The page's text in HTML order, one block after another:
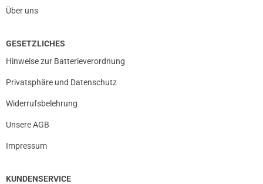
Über uns
GESETZLICHES
Hinweise zur Batterieverordnung
Privatsphäre und Datenschutz
Widerrufsbelehrung
Unsere AGB
Impressum
KUNDENSERVICE